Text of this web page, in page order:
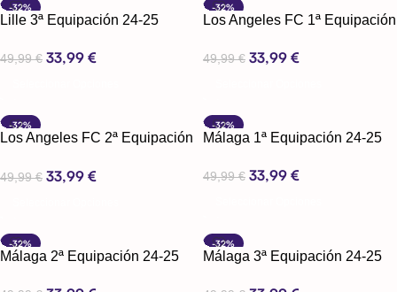
-32%
Lille 3ª Equipación 24-25
49,99€ 33,99 €
-32%
Los Angeles FC 1ª Equipación
49,99€ 33,99 €
-32%
Los Angeles FC 2ª Equipación
49,99€ 33,99 €
-32%
Málaga 1ª Equipación 24-25
49,99€ 33,99 €
-32%
Málaga 2ª Equipación 24-25
-32%
Málaga 3ª Equipación 24-25